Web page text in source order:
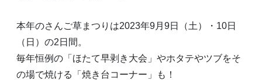
本年のさんご草まつりは2023年9月9日（土）・10日
（日）の2日間。
毎年恒例の「ほたて早剥き大会」やホタテやツブをそ
の場で焼ける「焼き台コーナー」も！